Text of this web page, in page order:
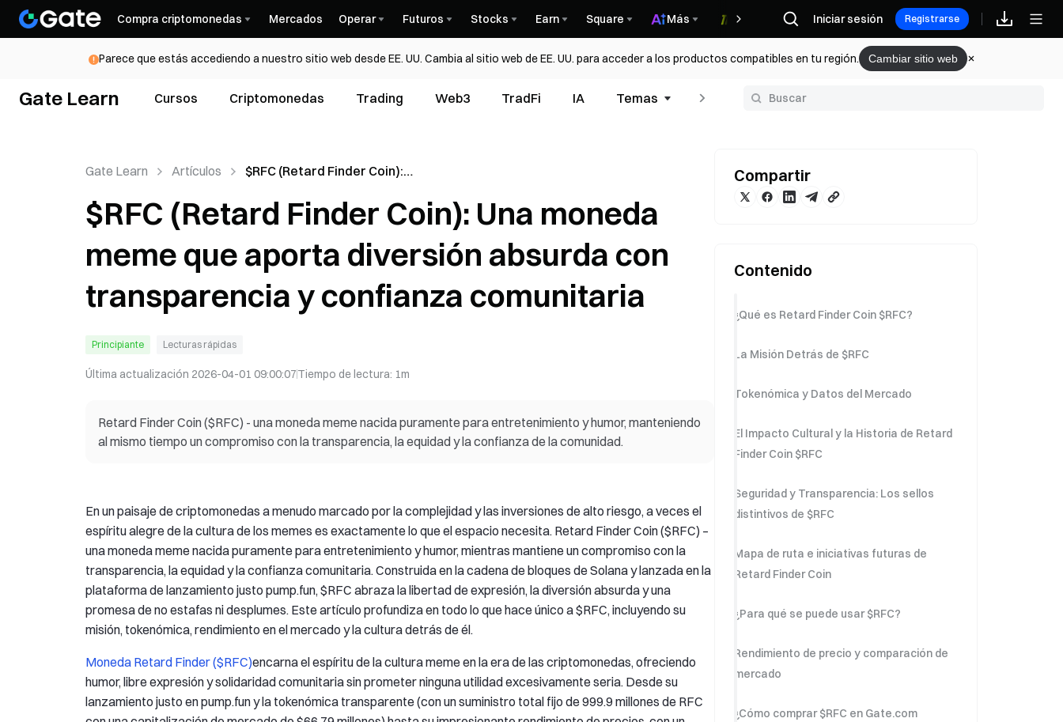
Compra criptomonedas Mercados Operar Futuros Stocks Earn Square Más Recompensas
Iniciar sesión Registrarse
Parece que estás accediendo a nuestro sitio web desde EE. UU. Cambia al sitio web de EE. UU. para acceder a los productos compatibles en tu región. Cambiar sitio web
Gate Learn Cursos Criptomonedas Trading Web3 TradFi IA Temas Glosario
Gate Learn Artículos
$RFC (Retard Finder Coin):
aporta diversión absurda con
transparencia y confianza
comunitaria
$RFC (Retard Finder Coin): Una moneda
meme que aporta diversión absurda con
transparencia y confianza comunitaria
Principiante Lecturas rápidas
Última actualización 2026-04-01 09:00:07Tiempo de lectura: 1m
Retard Finder Coin ($RFC) - una moneda meme nacida puramente para entretenimiento y humor, manteniendo
al mismo tiempo un compromiso con la transparencia, la equidad y la confianza de la comunidad.
En un paisaje de criptomonedas a menudo marcado por la complejidad y las inversiones de alto riesgo, a veces el
espíritu alegre de la cultura de los memes es exactamente lo que el espacio necesita. Retard Finder Coin ($RFC) –
una moneda meme nacida puramente para entretenimiento y humor, mientras mantiene un compromiso con la
transparencia, la equidad y la confianza comunitaria. Construida en la cadena de bloques de Solana y lanzada en la
plataforma de lanzamiento justo pump.fun, $RFC abraza la libertad de expresión, la diversión absurda y una
promesa de no estafas ni desplumes. Este artículo profundiza en todo lo que hace único a $RFC, incluyendo su
misión, tokenómica, rendimiento en el mercado y la cultura detrás de él.
Moneda Retard Finder ($RFC)encarna el espíritu de la cultura meme en la era de las criptomonedas, ofreciendo
humor, libre expresión y solidaridad comunitaria sin prometer ninguna utilidad excesivamente seria. Desde su
lanzamiento justo en pump.fun y la tokenómica transparente (con un suministro total fijo de 999.9 millones de RFC
Compartir
Contenido
¿Qué es Retard Finder Coin $RFC?
La Misión Detrás de $RFC
Tokenómica y Datos del Mercado
El Impacto Cultural y la Historia de Retard
Finder Coin $RFC
Seguridad y Transparencia: Los sellos
distintivos de $RFC
Mapa de ruta e iniciativas futuras de
Retard Finder Coin
¿Para qué se puede usar $RFC?
Rendimiento de precio y comparación de
mercado
¿Cómo comprar $RFC en Gate.com